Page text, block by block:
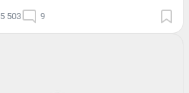
5 503 9